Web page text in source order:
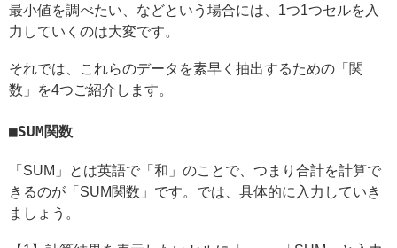
最小値を調べたい、などという場合には、1つ1つセルを入
力していくのは大変です。
それでは、これらのデータを素早く抽出するための「関
数」を4つご紹介します。
SUM関数
「SUM」とは英語で「和」のことで、つまり合計を計算で
きるのが「SUM関数」です。では、具体的に入力していき
ましょう。